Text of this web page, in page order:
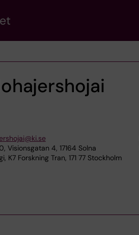
Visionsgatan 4, 17164 Solna
K7 Forskning Tran, 171 77 Stockholm